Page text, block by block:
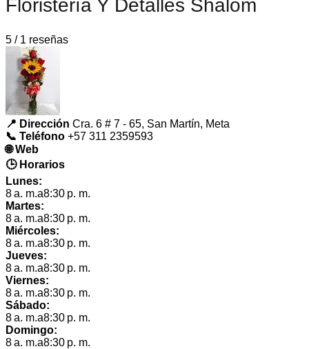
Floristería Y Detalles Shalom
5 / 1 reseñas
📍 Dirección Cra. 6 # 7 - 65, San Martín, Meta
📞 Teléfono +57 311 2359593
🌐 Web
🕒 Horarios
Lunes:
8 a. m.a8:30 p. m.
Martes:
8 a. m.a8:30 p. m.
Miércoles:
8 a. m.a8:30 p. m.
Jueves:
8 a. m.a8:30 p. m.
Viernes:
8 a. m.a8:30 p. m.
Sábado:
8 a. m.a8:30 p. m.
Domingo:
8 a. m.a8:30 p. m.